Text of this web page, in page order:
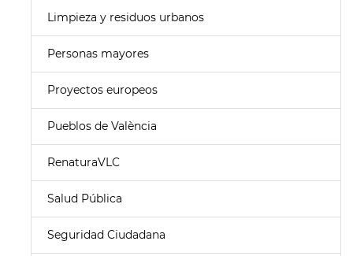
Limpieza y residuos urbanos
Personas mayores
Proyectos europeos
Pueblos de València
RenaturaVLC
Salud Pública
Seguridad Ciudadana